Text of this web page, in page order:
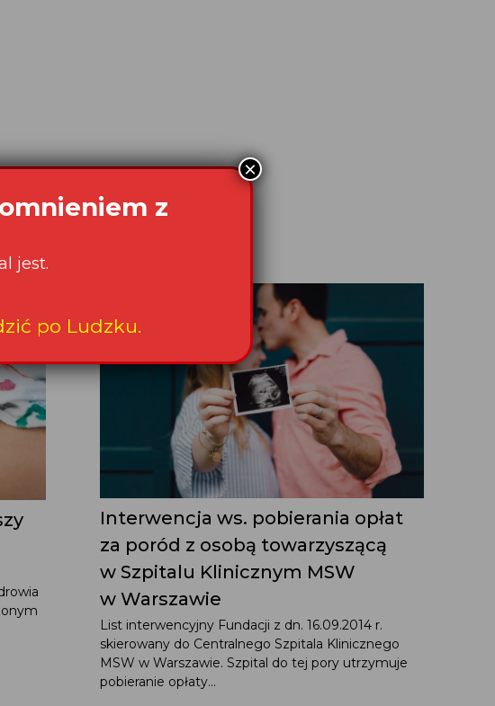
Interwencja ws. pobierania opłat
za poród z osobą towarzyszącą
w Szpitalu Klinicznym MSW
w Warszawie
List interwencyjny Fundacji z dn. 16.09.2014 r.
skierowany do Centralnego Szpitala Klinicznego
MSW w Warszawie. Szpital do tej pory utrzymuje
pobieranie opłaty...
z
jest.
po Ludzku.
×